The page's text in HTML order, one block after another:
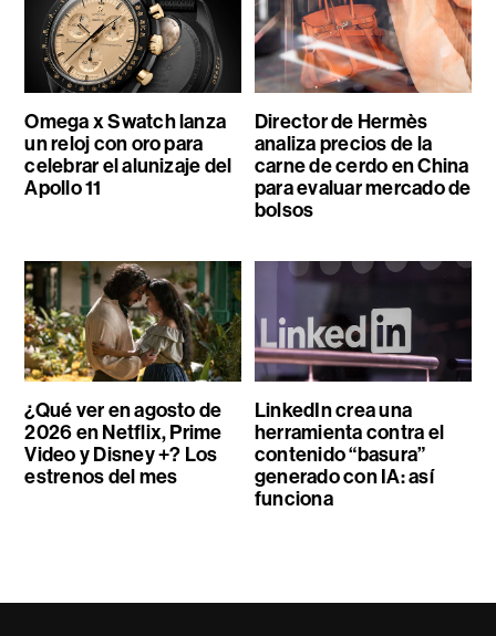
Omega x Swatch lanza
un reloj con oro para
celebrar el alunizaje del
Apollo 11
Director de Hermès
analiza precios de la
carne de cerdo en China
para evaluar mercado de
bolsos
¿Qué ver en agosto de
2026 en Netflix, Prime
Video y Disney +? Los
estrenos del mes
LinkedIn crea una
herramienta contra el
contenido “basura”
generado con IA: así
funciona